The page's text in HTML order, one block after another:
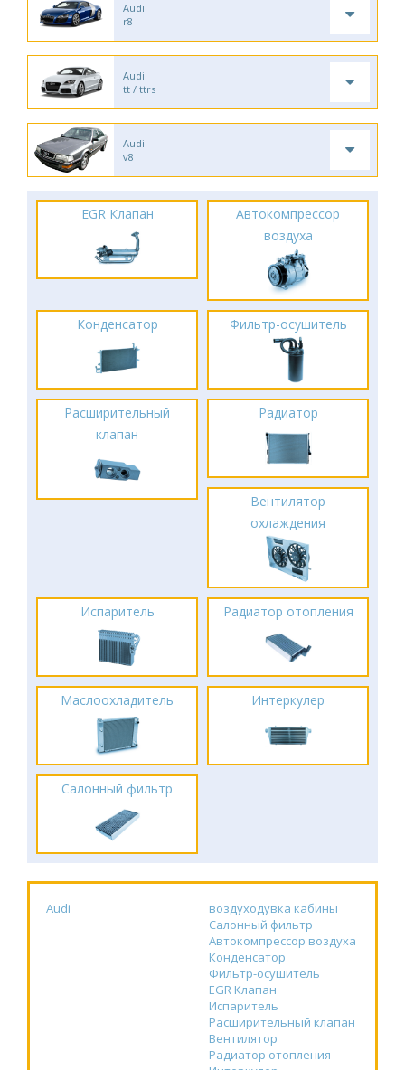
Audi
r8
Audi
tt / ttrs
Audi
v8
EGR Клапан
Автокомпрессор
воздуха
Конденсатор Фильтр-осушитель
Расширительный
клапан
Радиатор
Вентилятор
охлаждения
Испаритель Радиатор отопления
Маслоохладитель Интеркулер
Салонный фильтр
Audi
воздуходувка кабины
Салонный фильтр
Автокомпрессор воздуха
Конденсатор
Фильтр-осушитель
EGR Клапан
Испаритель
Расширительный клапан
Вентилятор
Радиатор отопления